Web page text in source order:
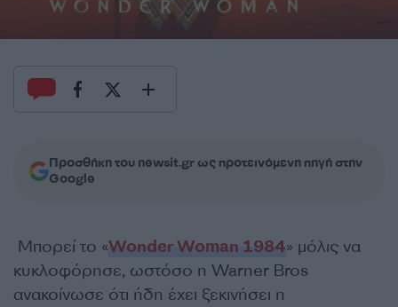
Προσθήκη του newsit.gr ως προτεινόμενη πηγή στην
Google
Μπορεί το «Wonder Woman 1984» μόλις να
κυκλοφόρησε, ωστόσο η Warner Bros
ανακοίνωσε ότι ήδη έχει ξεκινήσει η